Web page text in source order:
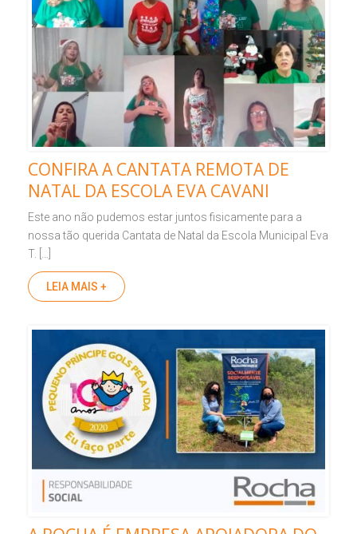
CONFIRA A CANTATA REMOTA DE
NATAL DA ESCOLA EVA CAVANI
Este ano não pudemos estar juntos fisicamente para a
nossa tão querida Cantata de Natal da Escola Municipal Eva
T. […]
LEIA MAIS +